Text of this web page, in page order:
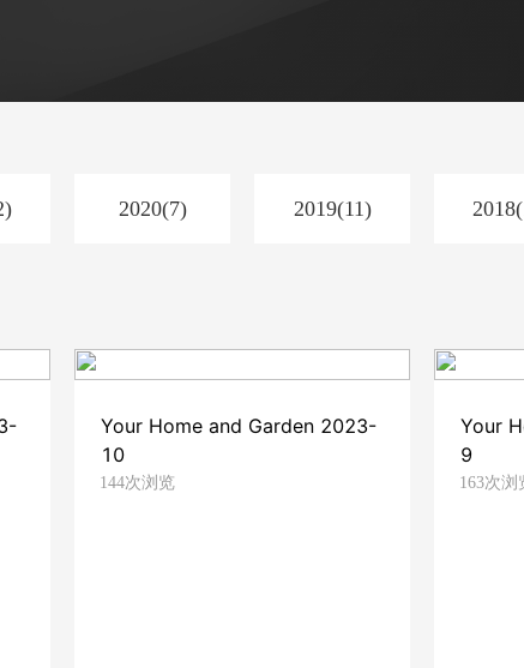
2020(7) 2019(11)
Your Home and Garden 2023-
10
144次浏览
Your
9
163次浏